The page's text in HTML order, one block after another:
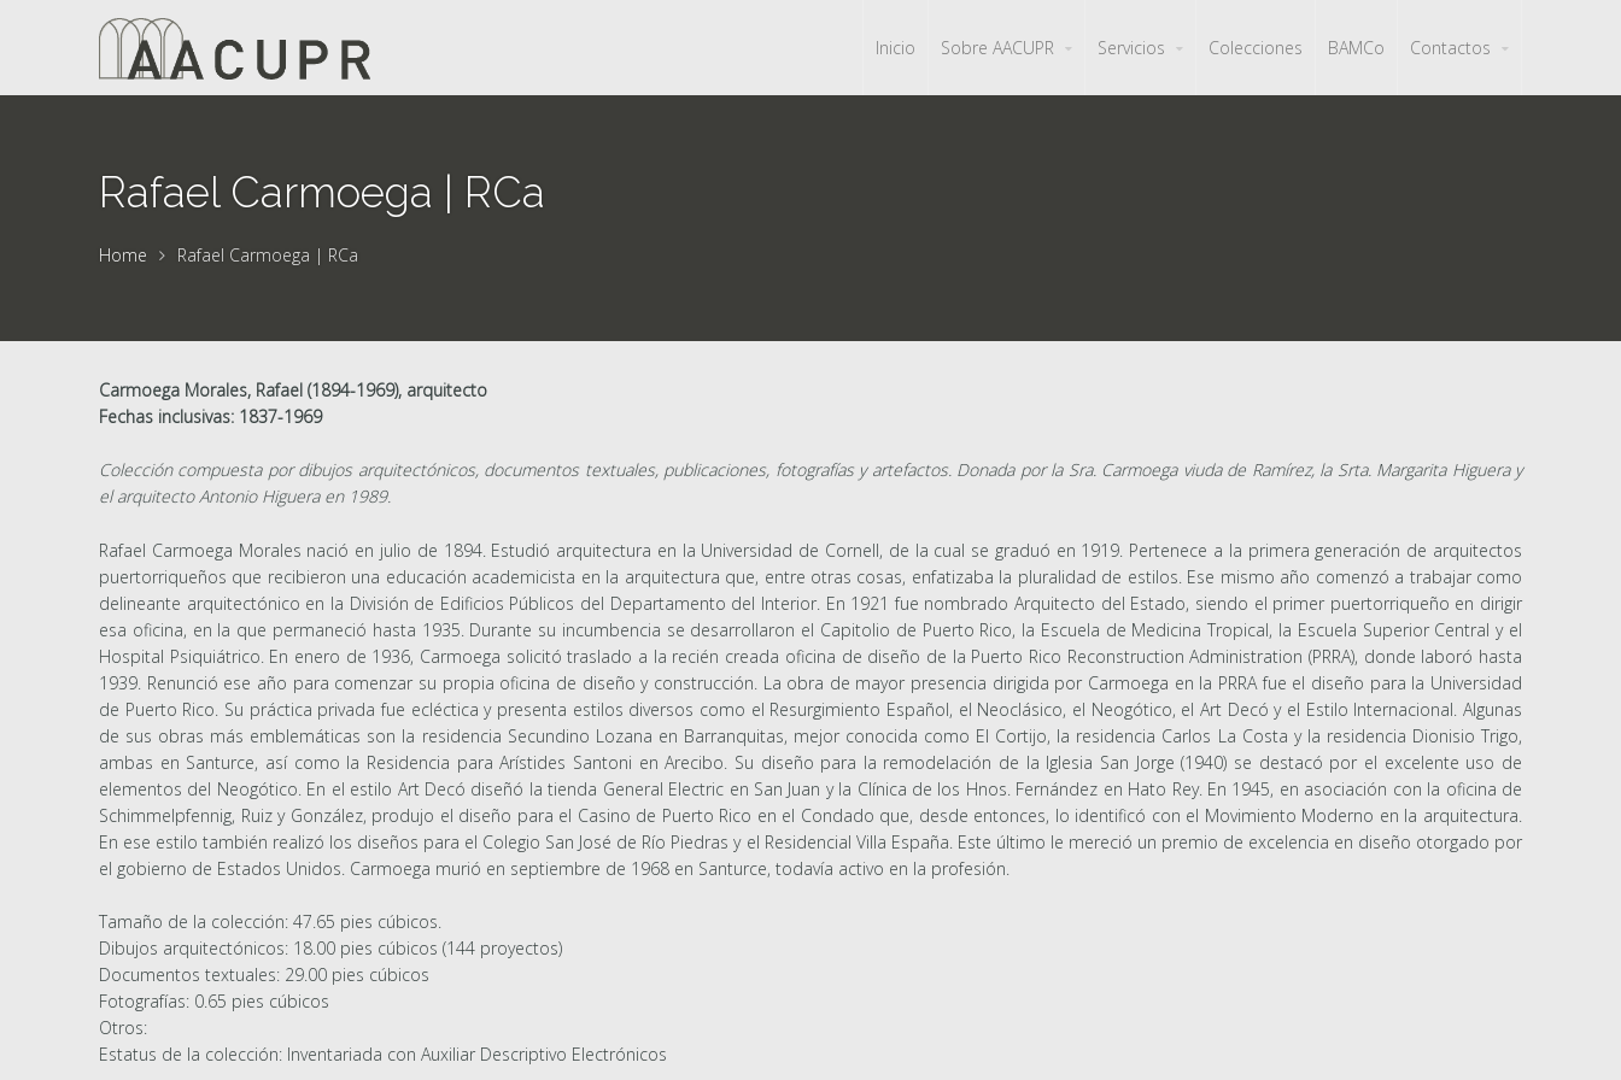
Inicio Sobre AACUPR Servicios Colecciones BAMCo Contactos
Rafael Carmoega | RCa
Home Rafael Carmoega | RCa
Carmoega Morales, Rafael (1894-1969), arquitecto
Fechas inclusivas: 1837-1969
Colección compuesta por dibujos arquitectónicos, documentos textuales, publicaciones, fotografías y artefactos. Donada por la Sra. Carmoega viuda de Ramírez, la Srta. Margarita Higuera y
el arquitecto Antonio Higuera en 1989.
Rafael Carmoega Morales nació en julio de 1894. Estudió arquitectura en la Universidad de Cornell, de la cual se graduó en 1919. Pertenece a la primera generación de arquitectos
puertorriqueños que recibieron una educación academicista en la arquitectura que, entre otras cosas, enfatizaba la pluralidad de estilos. Ese mismo año comenzó a trabajar como
delineante arquitectónico en la División de Edificios Públicos del Departamento del Interior. En 1921 fue nombrado Arquitecto del Estado, siendo el primer puertorriqueño en dirigir
esa oficina, en la que permaneció hasta 1935. Durante su incumbencia se desarrollaron el Capitolio de Puerto Rico, la Escuela de Medicina Tropical, la Escuela Superior Central y el
Hospital Psiquiátrico. En enero de 1936, Carmoega solicitó traslado a la recién creada oficina de diseño de la Puerto Rico Reconstruction Administration (PRRA), donde laboró hasta
1939. Renunció ese año para comenzar su propia oficina de diseño y construcción. La obra de mayor presencia dirigida por Carmoega en la PRRA fue el diseño para la Universidad
de Puerto Rico. Su práctica privada fue ecléctica y presenta estilos diversos como el Resurgimiento Español, el Neoclásico, el Neogótico, el Art Decó y el Estilo Internacional. Algunas
de sus obras más emblemáticas son la residencia Secundino Lozana en Barranquitas, mejor conocida como El Cortijo, la residencia Carlos La Costa y la residencia Dionisio Trigo,
ambas en Santurce, así como la Residencia para Arístides Santoni en Arecibo. Su diseño para la remodelación de la Iglesia San Jorge (1940) se destacó por el excelente uso de
elementos del Neogótico. En el estilo Art Decó diseñó la tienda General Electric en San Juan y la Clínica de los Hnos. Fernández en Hato Rey. En 1945, en asociación con la oficina de
Schimmelpfennig, Ruiz y González, produjo el diseño para el Casino de Puerto Rico en el Condado que, desde entonces, lo identificó con el Movimiento Moderno en la arquitectura.
En ese estilo también realizó los diseños para el Colegio San José de Río Piedras y el Residencial Villa España. Este último le mereció un premio de excelencia en diseño otorgado por
el gobierno de Estados Unidos. Carmoega murió en septiembre de 1968 en Santurce, todavía activo en la profesión.
Tamaño de la colección: 47.65 pies cúbicos.
Dibujos arquitectónicos: 18.00 pies cúbicos (144 proyectos)
Documentos textuales: 29.00 pies cúbicos
Fotografías: 0.65 pies cúbicos
Otros:
Estatus de la colección: Inventariada con Auxiliar Descriptivo Electrónicos